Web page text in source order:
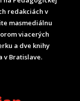
redakciách v
masmediálnu
viacerých
a dve knihy
v Bratislave.